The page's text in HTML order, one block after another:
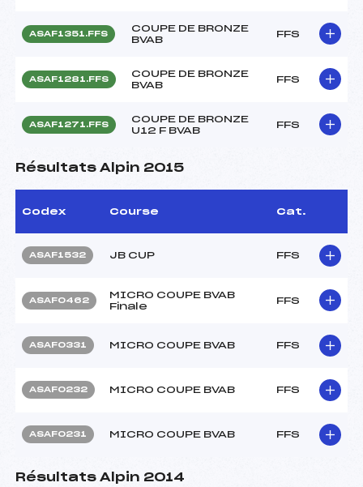
ASAF1351.FFS
COUPE DE BRONZE
BVAB
FFS
ASAF1281.FFS
COUPE DE BRONZE
BVAB
FFS
ASAF1271.FFS
COUPE DE BRONZE
U12 F BVAB
FFS
Résultats Alpin 2015
Codex Course Cat.
ASAF1532 JB CUP FFS
ASAF0462
MICRO COUPE BVAB
Finale
FFS
ASAF0331 MICRO COUPE BVAB FFS
ASAF0232 MICRO COUPE BVAB FFS
ASAF0231 MICRO COUPE BVAB FFS
Résultats Alpin 2014